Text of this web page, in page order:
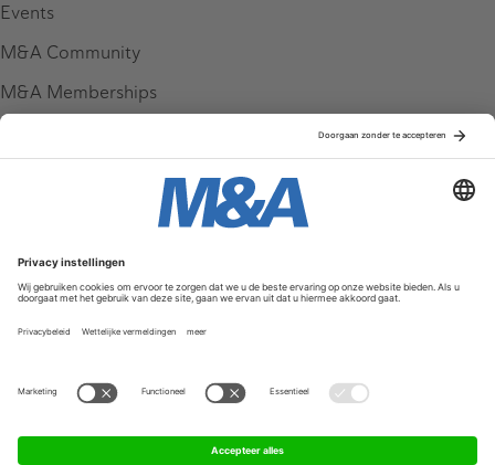
Events
M&A Community
M&A Memberships
Service & Contact
Contact
FAQ
Werken bij ons